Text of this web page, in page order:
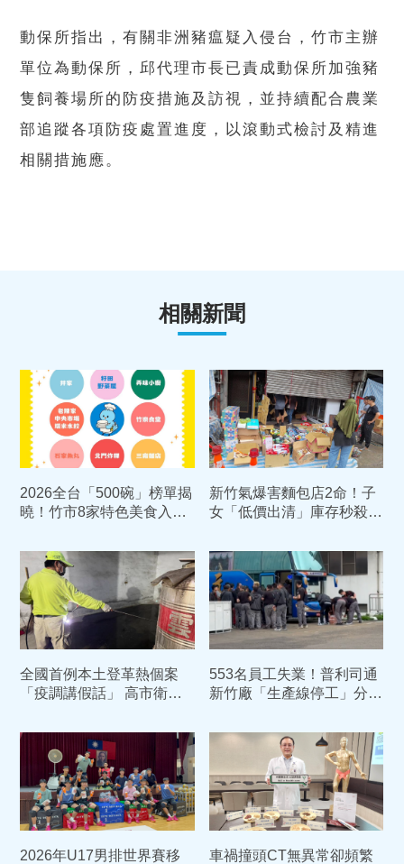
動保所指出，有關非洲豬瘟疑入侵台，竹市主辦
單位為動保所，邱代理市長已責成動保所加強豬
隻飼養場所的防疫措施及訪視，並持續配合農業
部追蹤各項防疫處置進度，以滾動式檢討及精進
相關措施應。
相關新聞
2026全台「500碗」榜單揭
曉！竹市8家特色美食入
新竹氣爆害麵包店2命！子
女「低價出清」庫存秒殺
心
全國首例本土登革熱個案
「疫調講假話」 高市衛生
553名員工失業！普利司通
新竹廠「生產線停工」分3
2026年U17男排世界賽移 車禍撞頭CT無異常卻頻繁